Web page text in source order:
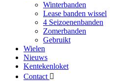
Winterbanden
Lease banden wissel
4 Seizoenenbanden
Zomerbanden
Gebruikt
Wielen
Nieuws
Kentekenloket
Contact